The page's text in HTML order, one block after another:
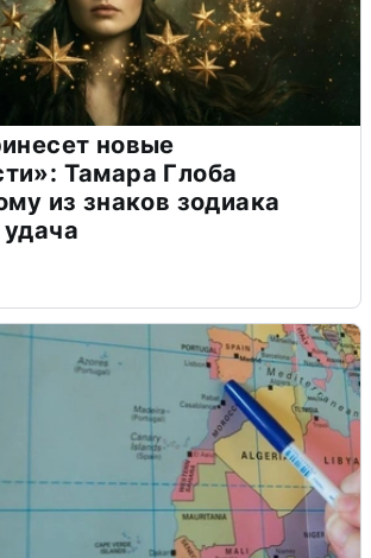
новые
Тамара Глоба
из знаков зодиака